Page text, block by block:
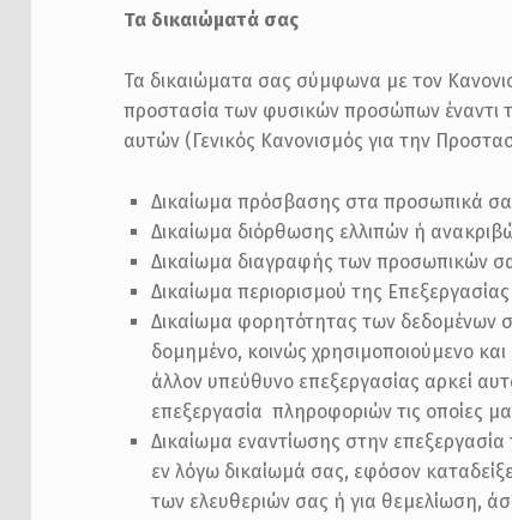
Τα δικαιώματά σας
Τα δικαιώματα σας σύμφωνα με τον
προστασία των φυσικών προσώπων έναντι
αυτών (Γενικός Κανονισμός για την
Δικαίωμα πρόσβασης στα προσωπικά
Δικαίωμα διόρθωσης ελλιπών ή
Δικαίωμα διαγραφής των προσωπικών
Δικαίωμα περιορισμού της
Δικαίωμα φορητότητας των δεδομένων
δομημένο, κοινώς χρησιμοποιούμενο
άλλον υπεύθυνο επεξεργασίας αρκεί
επεξεργασία πληροφοριών τις οποίες
Δικαίωμα εναντίωσης στην
εν λόγω δικαίωμά σας, εφόσον
των ελευθεριών σας ή για θεμελίωση,